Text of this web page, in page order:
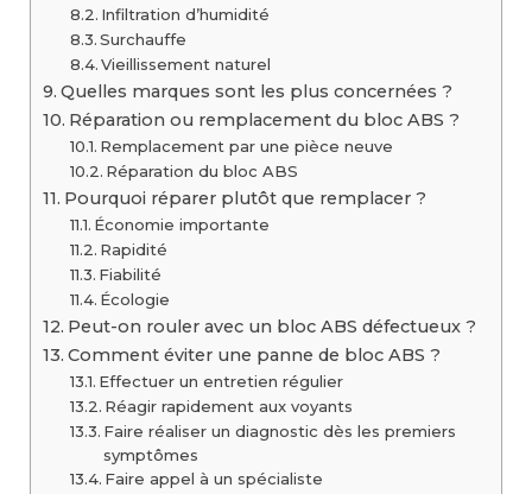
Infiltration d’humidité
Surchauffe
Vieillissement naturel
Quelles marques sont les plus concernées ?
Réparation ou remplacement du bloc ABS ?
Remplacement par une pièce neuve
Réparation du bloc ABS
Pourquoi réparer plutôt que remplacer ?
Économie importante
Rapidité
Fiabilité
Écologie
Peut-on rouler avec un bloc ABS défectueux ?
Comment éviter une panne de bloc ABS ?
Effectuer un entretien régulier
Réagir rapidement aux voyants
Faire réaliser un diagnostic dès les premiers
symptômes
Faire appel à un spécialiste